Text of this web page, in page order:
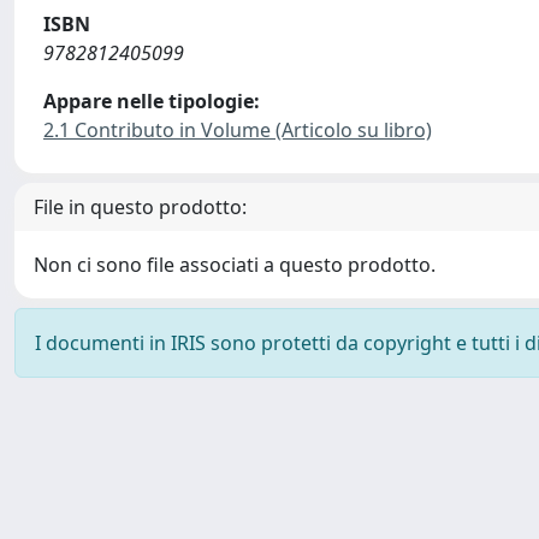
ISBN
9782812405099
Appare nelle tipologie:
2.1 Contributo in Volume (Articolo su libro)
File in questo prodotto:
Non ci sono file associati a questo prodotto.
I documenti in IRIS sono protetti da copyright e tutti i